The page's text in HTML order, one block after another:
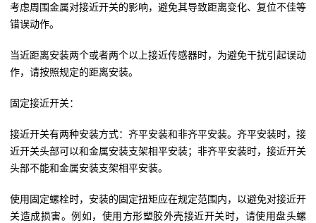
考虑周围金属对接近开关的影响，避免其导致距离变化、复位不佳等
错误动作。
当近距离安装两个或者两个以上接近传感器时，为避免干扰引起误动
作，请按照规定的距离安装。
固定接近开关：
接近开关有两种安装方式：齐平安装和非齐平安装。齐平安装时，接
近开关头部可以和金属安装支架相平安装；非齐平安装时，接近开关
头部不能和金属安装支架相平安装。
使用固定螺栓时，安装的固定扭矩应在规定范围内，以避免对接近开
关造成损害。例如，使用方形塑胶外壳接近开关时，请使用盘头螺